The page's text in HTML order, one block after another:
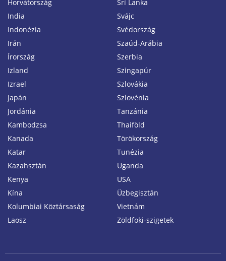
Horvátország
India
Indonézia
Irán
Írország
Izland
Izrael
Japán
Jordánia
Kambodzsa
Kanada
Katar
Kazahsztán
Kenya
Kína
Kolumbiai Köztársaság
Laosz
Srí Lanka
Svájc
Svédország
Szaúd-Arábia
Szerbia
Szingapúr
Szlovákia
Szlovénia
Tanzánia
Thaiföld
Törökország
Tunézia
Uganda
USA
Üzbegisztán
Vietnám
Zöldfoki-szigetek